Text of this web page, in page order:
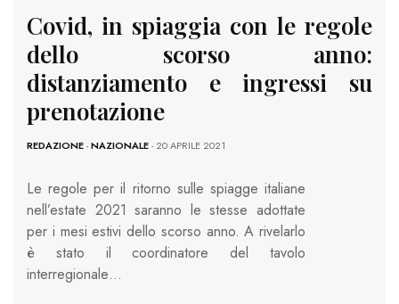
Covid, in spiaggia con le regole
dello scorso anno:
distanziamento e ingressi su
prenotazione
REDAZIONE-NAZIONALE- 20 APRILE 2021
Le regole per il ritorno sulle spiagge italiane
nell’estate 2021 saranno le stesse adottate
per i mesi estivi dello scorso anno. A rivelarlo
è stato il coordinatore del tavolo
interregionale…